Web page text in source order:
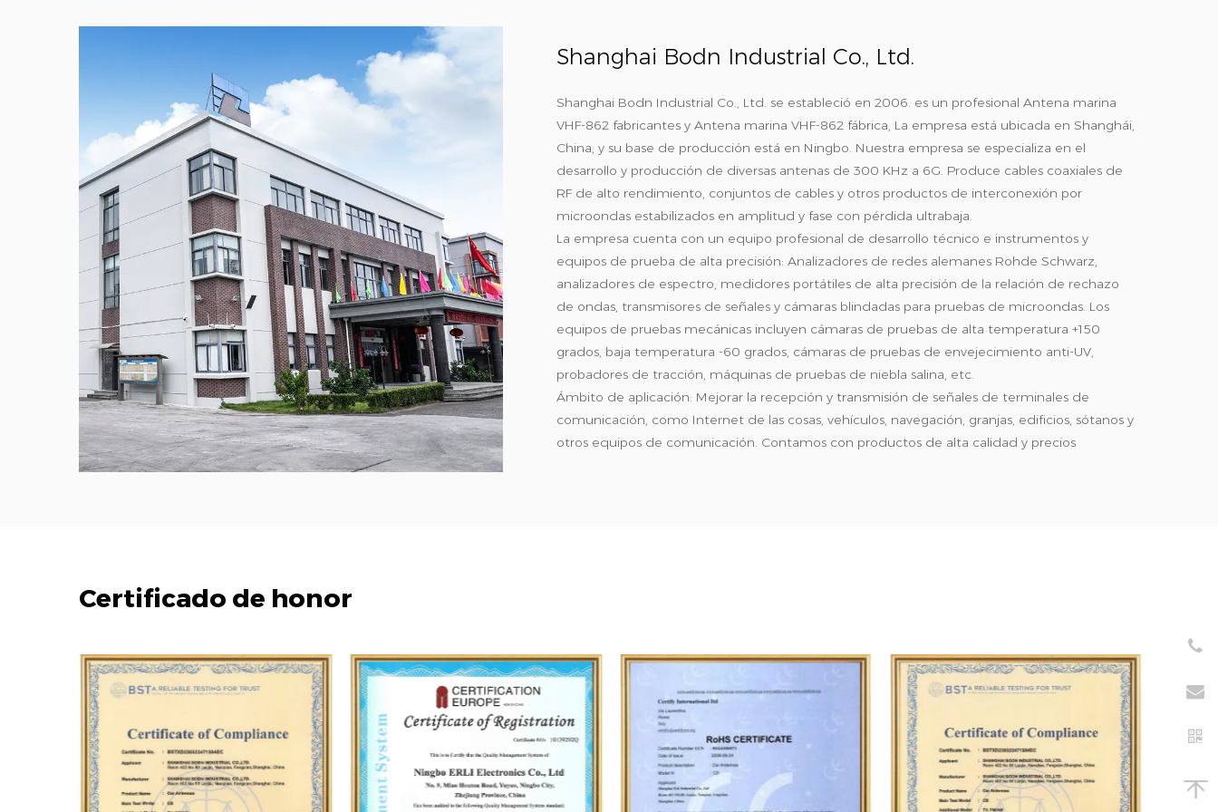
Shanghai Bodn Industrial Co., Ltd.
Shanghai Bodn Industrial Co., Ltd. se estableció en 2006. es un profesional Antena marina
VHF-862 fabricantesy Antena marina VHF-862 fábrica, La empresa está ubicada en Shanghái,
China, y su base de producción está en Ningbo. Nuestra empresa se especializa en el
desarrollo y producción de diversas antenas de 300 KHz a 6G. Produce cables coaxiales de
RF de alto rendimiento, conjuntos de cables y otros productos de interconexión por
microondas estabilizados en amplitud y fase con pérdida ultrabaja.
La empresa cuenta con un equipo profesional de desarrollo técnico e instrumentos y
equipos de prueba de alta precisión: Analizadores de redes alemanes Rohde Schwarz,
analizadores de espectro, medidores portátiles de alta precisión de la relación de rechazo
de ondas, transmisores de señales y cámaras blindadas para pruebas de microondas. Los
equipos de pruebas mecánicas incluyen cámaras de pruebas de alta temperatura +150
grados, baja temperatura -60 grados, cámaras de pruebas de envejecimiento anti-UV,
probadores de tracción, máquinas de pruebas de niebla salina, etc.
Ámbito de aplicación: Mejorar la recepción y transmisión de señales de terminales de
comunicación, como Internet de las cosas, vehículos, navegación, granjas, edificios, sótanos y
otros equipos de comunicación. Contamos con productos de alta calidad y precios
Certificado de honor